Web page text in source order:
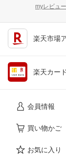
myレビュー
楽天市場
楽天カー
会員情報
買い物かご
お気に入り